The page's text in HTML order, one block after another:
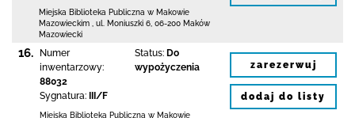
Miejska Biblioteka Publiczna w Makowie
Mazowieckim
ul. Moniuszki 6 06-200 Maków
Mazowiecki
16.
Numer
inwentarzowy:
88032
Sygnatura:
III/F
Status: Do
wypożyczenia
Miejska Biblioteka Publiczna w Makowie
zarezerwuj
dodaj do listy